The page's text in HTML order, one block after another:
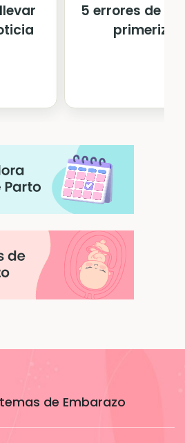
5 errores de
primeriza
de Embarazo